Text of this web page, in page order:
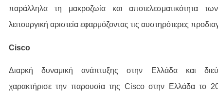
παράλληλα τη μακροζωία και αποτελεσματικότητα
λειτουργική αριστεία εφαρμόζοντας τις αυστηρότερες
Cisco
Διαρκή δυναμική ανάπτυξης στην Ελλάδα και
χαρακτήρισε την παρουσία της Cisco στην Ελλάδα το